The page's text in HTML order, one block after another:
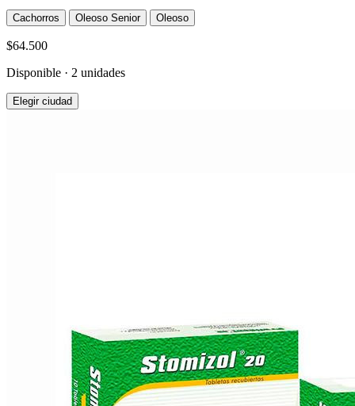
Cachorros Oleoso Senior Oleoso
$64.500
Disponible · 2 unidades
Elegir ciudad